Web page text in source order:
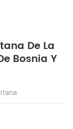
De La
Bosnia Y